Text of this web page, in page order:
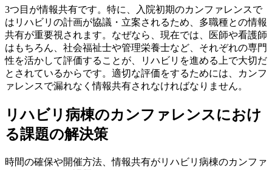
3つ目が情報共有です。特に、入院初期のカンファレンスで
はリハビリの計画が協議・立案されるため、多職種との情報
共有が重要視されます。なぜなら、現在では、医師や看護師
はもちろん、社会福祉士や管理栄養士など、それぞれの専門
性を活かして評価することが、リハビリを進める上で大切だ
とされているからです。適切な評価をするためには、カンフ
ァレンスで漏れなく情報共有されなければなりません。
リハビリ病棟のカンファレンスにおけ
る課題の解決策
時間の確保や開催方法、情報共有がリハビリ病棟のカンファ